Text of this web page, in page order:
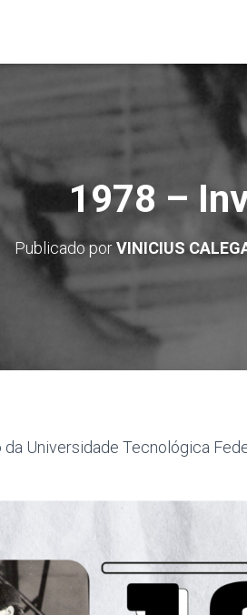
1978 –
Publicado porVINICIUS
Universidade Tecnológica